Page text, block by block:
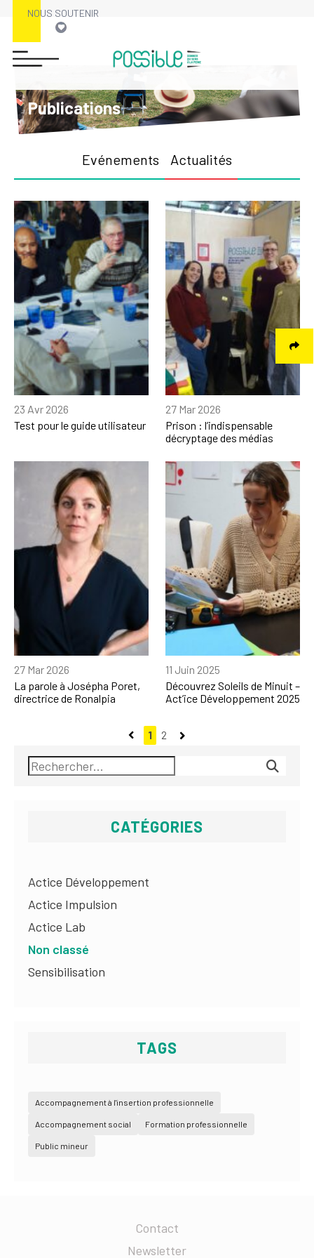
NOUS SOUTENIR
Publications
Evénements Actualités
23 Avr 2026
Test pour le guide utilisateur
27 Mar 2026
Prison : l’indispensable
décryptage des médias
27 Mar 2026
La parole à Josépha Poret,
directrice de Ronalpia
11 Juin 2025
Découvrez Soleils de Minuit –
Act’ice Développement 2025
1 2
CATÉGORIES
Actice Développement
Actice Impulsion
Actice Lab
Non classé
Sensibilisation
TAGS
Accompagnement à l'insertion professionnelle
Accompagnement social Formation professionnelle
Public mineur
Contact
Newsletter